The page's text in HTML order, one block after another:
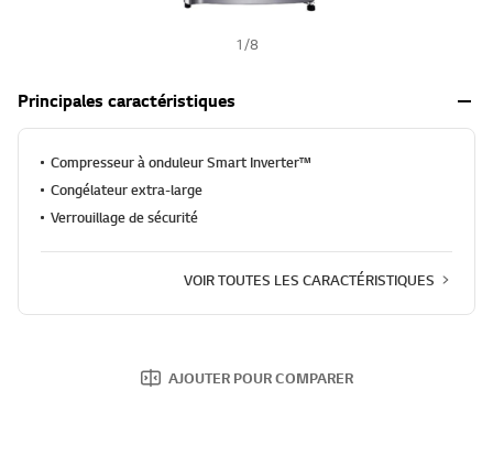
1 /8
Principales caractéristiques
Compresseur à onduleur Smart Inverter™
Congélateur extra-large
Verrouillage de sécurité
VOIR TOUTES LES CARACTÉRISTIQUES
AJOUTER POUR COMPARER